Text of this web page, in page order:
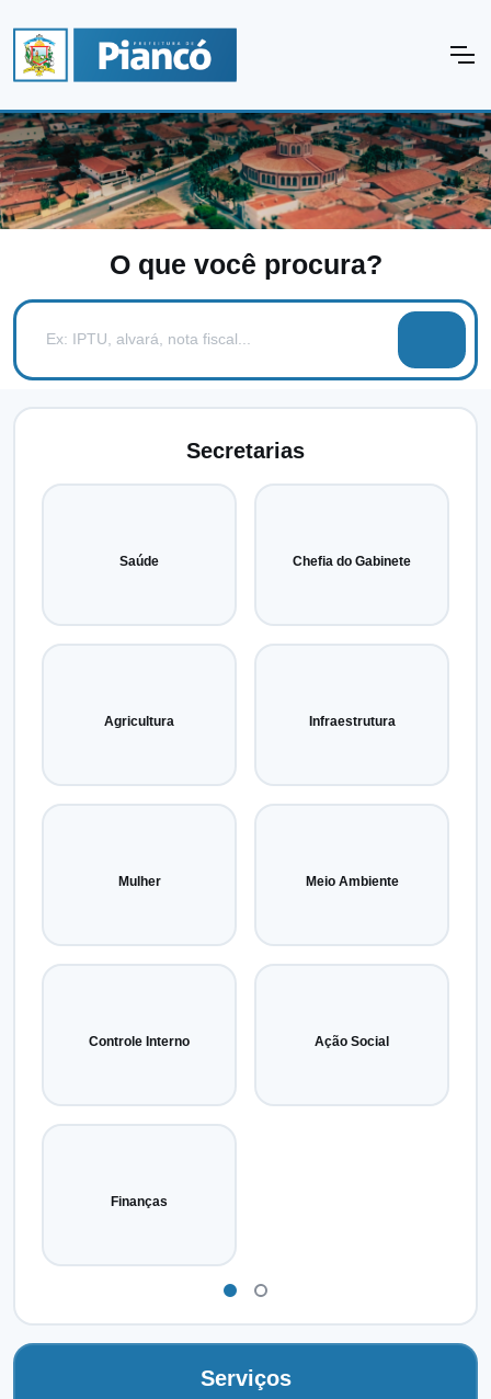
O que você procura?
Secretarias
Saúde Chefia do Gabinete
Agricultura Infraestrutura
Mulher Meio Ambiente
Controle Interno Ação Social
Finanças
Serviços